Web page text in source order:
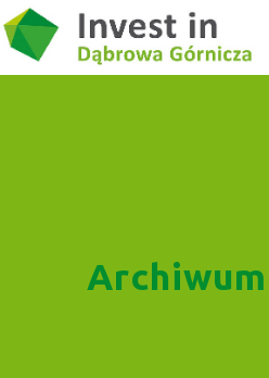
Archiwum